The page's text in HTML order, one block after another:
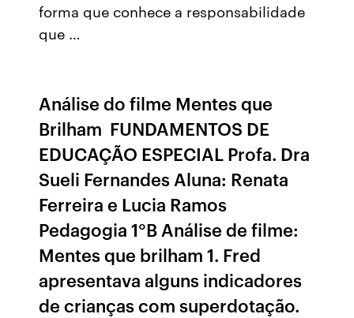
forma que conhece a responsabilidade
que …
Análise do filme Mentes que
Brilham FUNDAMENTOS DE
EDUCAÇÃO ESPECIAL Profa. Dra
Sueli Fernandes Aluna: Renata
Ferreira e Lucia Ramos
Pedagogia 1°B Análise de filme:
Mentes que brilham 1. Fred
apresentava alguns indicadores
de crianças com superdotação.